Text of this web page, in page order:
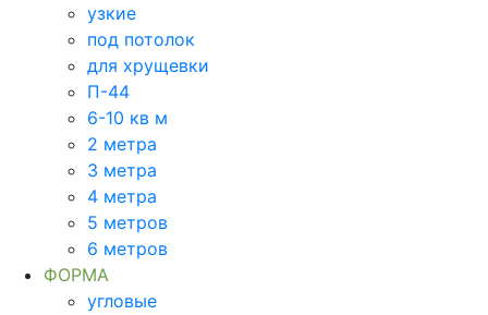
узкие
под потолок
для хрущевки
П-44
6-10 кв м
2 метра
3 метра
4 метра
5 метров
6 метров
ФОРМА
угловые